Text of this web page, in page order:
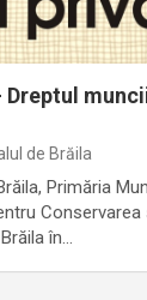
Dreptul
de Brăila
Primăria
în…